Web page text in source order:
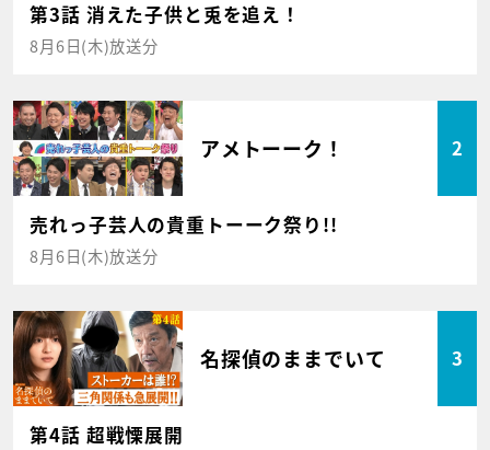
第3話 消えた子供と兎を追え！
8月6日(木)放送分
アメトーーク！ 2
売れっ子芸人の貴重トーーク祭り!!
8月6日(木)放送分
名探偵のままでいて 3
第4話 超戦慄展開